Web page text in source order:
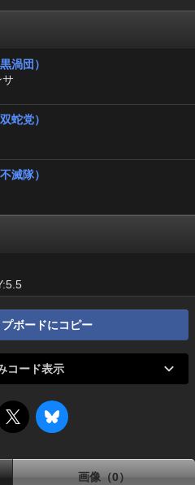
渦団）
サ
蛇党）
滅隊）
ボードにコピー
コード表示
画像（0）